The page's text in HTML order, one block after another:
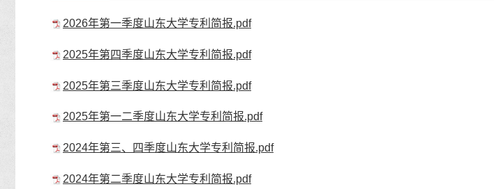
2026年第一季度山东大学专利简报.pdf
2025年第四季度山东大学专利简报.pdf
2025年第三季度山东大学专利简报.pdf
2025年第一二季度山东大学专利简报.pdf
2024年第三、四季度山东大学专利简报.pdf
2024年第二季度山东大学专利简报.pdf